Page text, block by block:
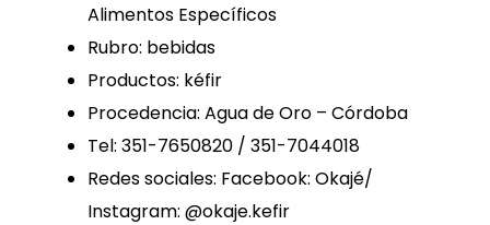
Alimentos Específicos
Rubro: bebidas
Productos: kéfir
Procedencia: Agua de Oro – Córdoba
Tel: 351-7650820 / 351-7044018
Redes sociales: Facebook: Okajé/
Instagram: @okaje.kefir